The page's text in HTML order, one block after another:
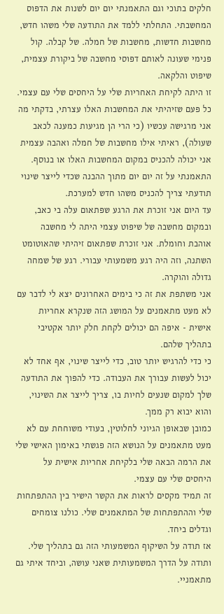
חלקים בתוכי וגם התאמנתי יום יום לשנות את הדפוס
המחשבתי. התחלתי ללמד את התודעה שלי משהו חדש,
מחשבות חדשות, מחשבות של חמלה. של קבלה. קול
פנימי שעונה לאותם דפוסי מחשבה של ביקורת עצמית,
שיפוט והלקאה.
זו היתה לקיחת האחריות שלי על היחסים שלי עם עצמי.
כל פעם שזיהיתי את המחשבות האלו עצרתי, בדקתי מה
אני מרגישה עכשיו (כי הרי הן מגיעות כמענה לכאב
שעולה), ראיתי אילו מחשבות של חמלה ואהבה עצמית
אני יכולה להכניס במקום המחשבות האלו או בנוסף.
התאמנתי על זה יום יום מתוך ההבנה שכדי לייצר שינוי
תודעתי צריך להכניס משהו חדש למערכת.
עד היום אני זוכרת את הרגע שפתאום עלה בי כאב,
ובמקום מחשבה של שיפוט עצמי היתה לי מחשבה
אוהבת וחומלת. אני זוכרת שפתאום זיהיתי שהאוטומט
השתנה, וזה היה רגע משמעותי עבורי. רגע של שמחה
גדולה והוקרה.
אני משתפת את זה כי בימים האחרונים יצא לי לדבר עם
לא מעט מתאמנים על המושג הזה שנקרא אחריות
אישית - איפה הם יכולים לקחת חלק יותר אקטיבי
בתהליך שלהם.
כי כדי להרגיש יותר טוב, כדי לייצר שינוי, אף אחד לא
יכול לעשות עבורך את העבודה. כדי להפוך את התודעה
שלך למקום שנעים לחיות בו, צריך לייצר את השינוי,
והוא יבוא רק ממך.
כמובן שבאופן הגיוני לחלוטין, בעודי משוחחת עם לא
מעט מתאמנים על הנושא הזה פגשתי באימון האישי שלי
את הרמה הבאה שלי בלקיחת אחריות אישית על
היחסים שלי עם עצמי.
זה תמיד מקסים לראות את הקשר הישיר בין ההתפתחות
שלי וההתפתחות של המתאמנים שלי. כולנו צומחים
וגדלים ביחד.
אז תודה על השיקוף המשמעותי הזה גם בתהליך שלי.
ותודה על הדרך המשמעותית שאני עושה, וביחד איתי גם
מתאמניי.